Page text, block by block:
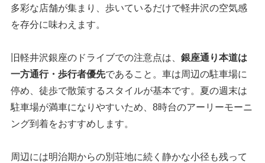
多彩な店舗が集まり、歩いているだけで軽井沢の空気感
を存分に味わえます。
旧軽井沢銀座のドライブでの注意点は、 銀座通り本道は
一方通行・歩行者優先であること。車は周辺の駐車場に
停め、徒歩で散策するスタイルが基本です。夏の週末は
駐車場が満車になりやすいため、8時台のアーリーモーニ
ング到着をおすすめします。
周辺には明治期からの別荘地に続く静かな小径も残って